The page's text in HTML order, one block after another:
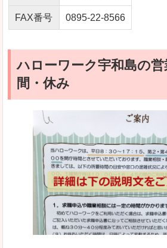
FAX番号 0895-22-8566
ハローワーク宇和島の
間・休み